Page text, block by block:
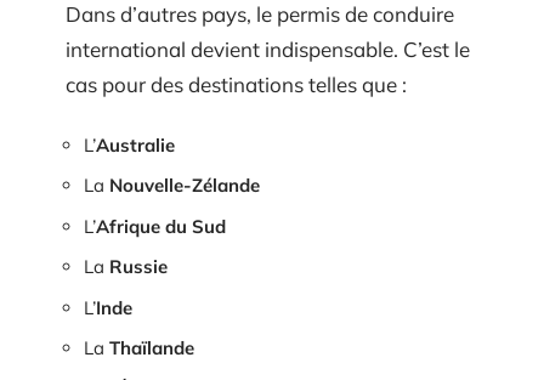
Dans d’autres pays, le permis de conduire
international devient indispensable. C’est le
cas pour des destinations telles que :
L’Australie
La Nouvelle-Zélande
L’Afrique du Sud
La Russie
L’Inde
La Thaïlande